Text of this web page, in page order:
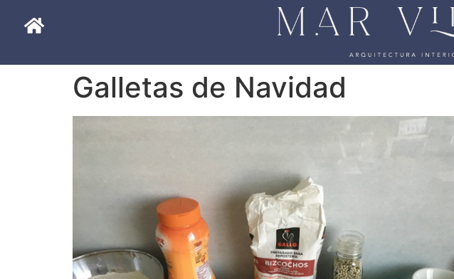
Galletas de Navidad